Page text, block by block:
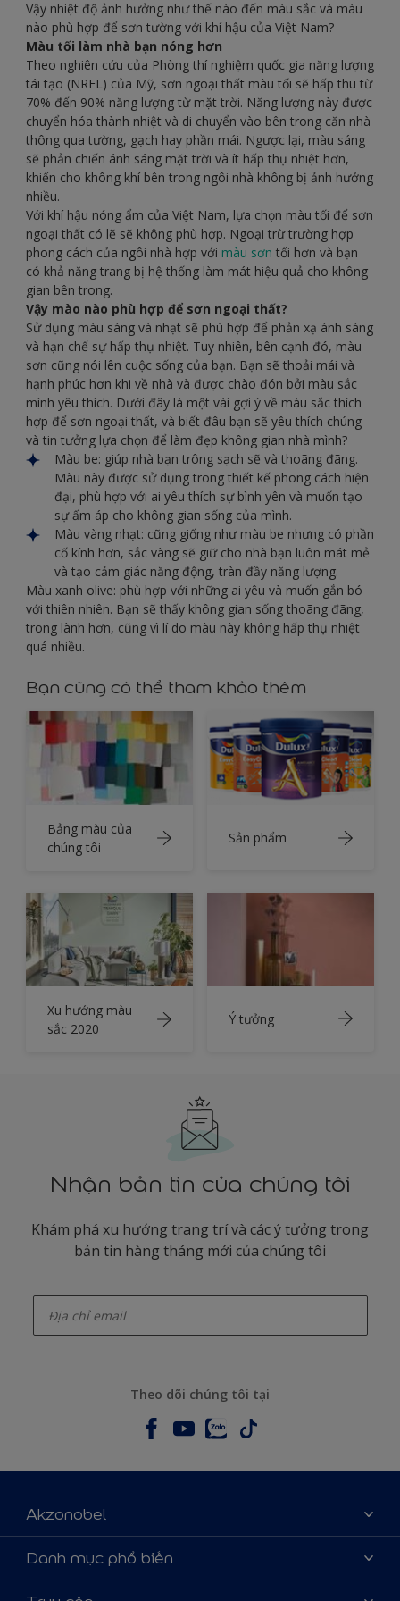
Vậy nhiệt độ ảnh hưởng như thế nào đến màu sắc và màu
nào phù hợp để sơn tường với khí hậu của Việt Nam?
Màu tối làm nhà bạn nóng hơn
Theo nghiên cứu của Phòng thí nghiệm quốc gia năng lượng
tái tạo (NREL) của Mỹ, sơn ngoại thất màu tối sẽ hấp thu từ
70% đến 90% năng lượng từ mặt trời. Năng lượng này được
chuyển hóa thành nhiệt và di chuyển vào bên trong căn nhà
thông qua tường, gạch hay phần mái. Ngược lại, màu sáng
sẽ phản chiến ánh sáng mặt trời và ít hấp thụ nhiệt hơn,
khiến cho không khí bên trong ngôi nhà không bị ảnh hưởng
nhiều.
Với khí hậu nóng ẩm của Việt Nam, lựa chọn màu tối để sơn
ngoại thất có lẽ sẽ không phù hợp. Ngoại trừ trường hợp
phong cách của ngôi nhà hợp với màu sơn tối hơn và bạn
có khả năng trang bị hệ thống làm mát hiệu quả cho không
gian bên trong.
Vậy mào nào phù hợp để sơn ngoại thất?
Sử dụng màu sáng và nhạt sẽ phù hợp để phản xạ ánh sáng
và hạn chế sự hấp thụ nhiệt. Tuy nhiên, bên cạnh đó, màu
sơn cũng nói lên cuộc sống của bạn. Bạn sẽ thoải mái và
hạnh phúc hơn khi về nhà và được chào đón bởi màu sắc
mình yêu thích. Dưới đây là một vài gợi ý về màu sắc thích
hợp để sơn ngoại thất, và biết đâu bạn sẽ yêu thích chúng
và tin tưởng lựa chọn để làm đẹp không gian nhà mình?
Màu be: giúp nhà bạn trông sạch sẽ và thoãng đãng.
Màu này được sử dụng trong thiết kế phong cách hiện
đại, phù hợp với ai yêu thích sự bình yên và muốn tạo
sự ấm áp cho không gian sống của mình.
Màu vàng nhạt: cũng giống như màu be nhưng có phần
cố kính hơn, sắc vàng sẽ giữ cho nhà bạn luôn mát mẻ
và tạo cảm giác năng động, tràn đầy năng lượng.
Màu xanh olive: phù hợp với những ai yêu và muốn gắn bó
với thiên nhiên. Bạn sẽ thấy không gian sống thoãng đãng,
trong lành hơn, cũng vì lí do màu này không hấp thụ nhiệt
quá nhiều.
Bạn cũng có thể tham khảo thêm
Bảng màu của
chúng tôi
Sản phẩm
Xu hướng màu
sắc 2020
Ý tưởng
Nhận bản tin của chúng tôi
Khám phá xu hướng trang trí và các ý tưởng trong
bản tin hàng tháng mới của chúng tôi
Theo dõi chúng tôi tại
Akzonobel
Giới thiệu về AkzoNobel
Liên hệ chúng tôi
Danh mục phổ biến
Tìm màu sắc